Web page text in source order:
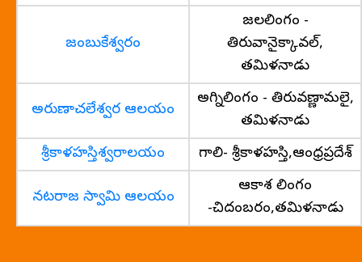
జంబుకేశ్వరం
జలలింగం -
తిరువానైక్కావల్,
తమిళనాడు
అరుణాచలేశ్వర ఆలయం
అగ్నిలింగం - తిరువణ్ణామలై,
తమిళనాడు
శ్రీకాళహస్తిశ్వరాలయం
గాలి- శ్రీకాళహస్తి,ఆంధ్రప్రదేశ్
నటరాజ స్వామి ఆలయం
ఆకాశ లింగం
-చిదంబరం,తమిళనాడు